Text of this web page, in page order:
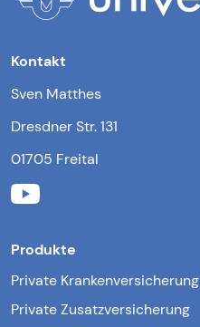
Kontakt
Sven Matthes
Dresdner Str. 131
01705 Freital
Produkte
Private Krankenversicherung
Private Zusatzversicherung